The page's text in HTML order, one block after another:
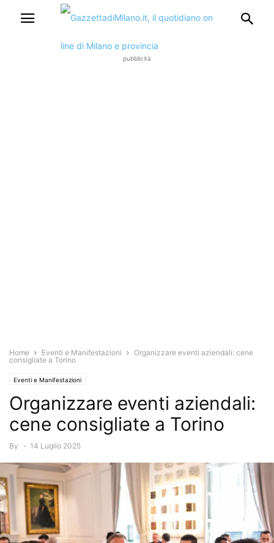
pubblicità
Home Eventi e Manifestazioni
Organizzare eventi aziendali: cene
consigliate a Torino
Eventi e Manifestazioni
Organizzare eventi aziendali:
cene consigliate a Torino
By - 14 Luglio 2025